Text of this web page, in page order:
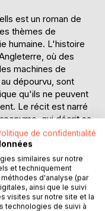
est un roman de
thèmes de
humaine. L'histoire
où des
machines de
dépourvu, sont
qu'ils ne peuvent
Le récit est narré
qui décrit sa
ravagé. La terreur
dotés de
avancent
pour évoquer des
humaine face à
également une
inégalités sociales,
de confidentialité
similaires sur notre
et techniquement
d'analyse (par
ainsi que le suivi
visites sur notre site et la
technologies de suivi à